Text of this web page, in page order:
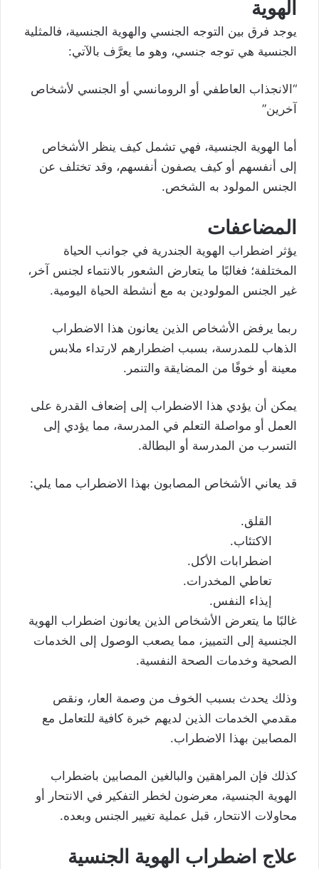
الهوية
يوجد فرق بين التوجه الجنسي والهوية الجنسية، فالمثلية
الجنسية هي توجه جنسي، وهو ما يعرَّف بالآتي:
“الانجذاب العاطفي أو الرومانسي أو الجنسي لأشخاص
آخرين”
أما الهوية الجنسية، فهي تشمل كيف ينظر الأشخاص
إلى أنفسهم أو كيف يصفون أنفسهم، وقد تختلف عن
الجنس المولود به الشخص.
المضاعفات
يؤثر اضطراب الهوية الجندرية في جوانب الحياة
المختلفة؛ فغالبًا ما يتعارض الشعور بالانتماء لجنس آخر،
غير الجنس المولودين به مع أنشطة الحياة اليومية.
ربما يرفض الأشخاص الذين يعانون هذا الاضطراب
الذهاب للمدرسة، بسبب اضطرارهم لارتداء ملابس
معينة أو خوفًا من المضايقة والتنمر.
يمكن أن يؤدي هذا الاضطراب إلى إضعاف القدرة على
العمل أو مواصلة التعلم في المدرسة، مما يؤدي إلى
التسرب من المدرسة أو البطالة.
قد يعاني الأشخاص المصابون بهذا الاضطراب مما يلي:
القلق.
الاكتئاب.
اضطرابات الأكل.
تعاطي المخدرات.
إيذاء النفس.
غالبًا ما يتعرض الأشخاص الذين يعانون اضطراب الهوية
الجنسية إلى التمييز، مما يصعب الوصول إلى الخدمات
الصحية وخدمات الصحة النفسية.
وذلك يحدث بسبب الخوف من وصمة العار، ونقص
مقدمي الخدمات الذين لديهم خبرة كافية للتعامل مع
المصابين بهذا الاضطراب.
كذلك فإن المراهقين والبالغين المصابين باضطراب
الهوية الجنسية، معرضون لخطر التفكير في الانتحار أو
محاولات الانتحار، قبل عملية تغيير الجنس وبعده.
علاج اضطراب الهوية الجنسية